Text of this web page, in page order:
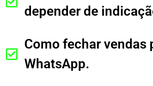
depender de
Como fechar vendas
WhatsApp.